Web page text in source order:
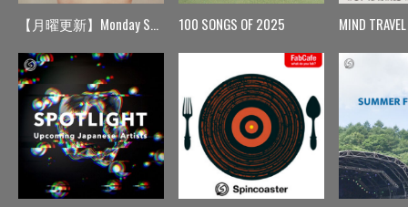
【月曜更新】Monday Spin 100 SONGS OF 2025 MIND TRAVEL